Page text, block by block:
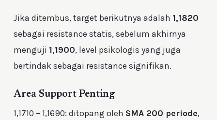
Jika ditembus, target berikutnya adalah 1,1820
sebagai resistance statis, sebelum akhirnya
menguji 1,1900, level psikologis yang juga
bertindak sebagai resistance signifikan.
Area Support Penting
1,1710 – 1,1690: ditopang oleh SMA 200 periode,